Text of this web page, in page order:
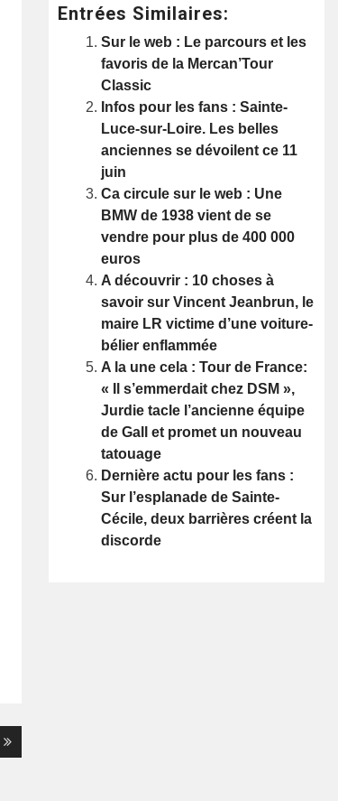
Entrées Similaires:
Sur le web : Le parcours et les
favoris de la Mercan’Tour
Classic
Infos pour les fans : Sainte-
Luce-sur-Loire. Les belles
anciennes se dévoilent ce 11
juin
Ca circule sur le web : Une
BMW de 1938 vient de se
vendre pour plus de 400 000
euros
A découvrir : 10 choses à
savoir sur Vincent Jeanbrun, le
maire LR victime d’une voiture-
bélier enflammée
A la une cela : Tour de France:
« Il s’emmerdait chez DSM »,
Jurdie tacle l’ancienne équipe
de Gall et promet un nouveau
tatouage
Dernière actu pour les fans :
Sur l’esplanade de Sainte-
Cécile, deux barrières créent la
discorde